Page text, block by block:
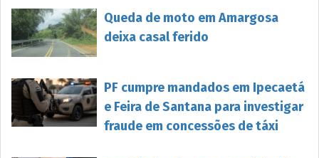
Queda de moto em Amargosa
deixa casal ferido
PF cumpre mandados em Ipecaetá
e Feira de Santana para investigar
fraude em concessões de táxi